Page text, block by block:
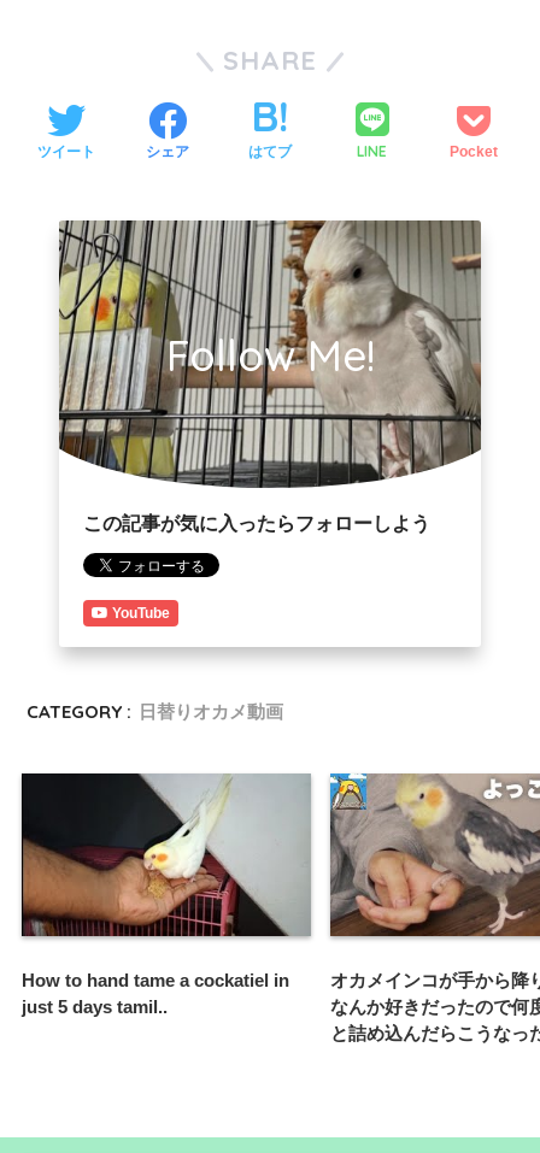
SHARE
ツイート シェア はてブ LINE Pocket
Follow Me!
この記事が気に入ったらフォローしよう
YouTube
CATEGORY : 日替りオカメ動画
How to hand tame a cockatiel in
just 5 days tamil..
オカメインコが手から降
なんか好きだったので何
と詰め込んだらこうなっ